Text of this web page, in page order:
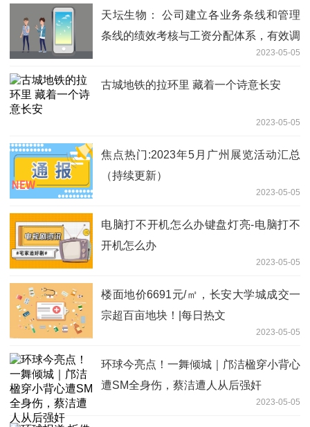
天坛生物： 公司建立各业务条线和管理
条线的绩效考核与工资分配体系，有效调
2023-05-05
古城地铁的拉环里 藏着一个诗意长安
2023-05-05
焦点热门:2023年5月广州展览活动汇总
（持续更新）
2023-05-05
电脑打不开机怎么办键盘灯亮-电脑打不
开机怎么办
2023-05-05
楼面地价6691元/㎡，长安大学城成交一
宗超百亩地块！|每日热文
2023-05-05
环球今亮点！一舞倾城｜邝洁楹穿小背心
遭SM全身伤，蔡洁遭人从后强奸
2023-05-05